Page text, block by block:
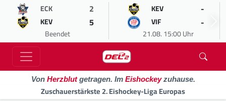
ECK 2
KEV 5
Beendet
KEV -
VIF -
21.08. 15:00 Uhr
Von Herzblutgetragen. Im Eishockeyzuhause.
Zuschauerstärkste 2. Eishockey-Liga Europas